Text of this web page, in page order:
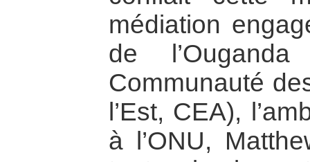
médiation
de
Communauté
l’Est, CEA),
à l’ONU,